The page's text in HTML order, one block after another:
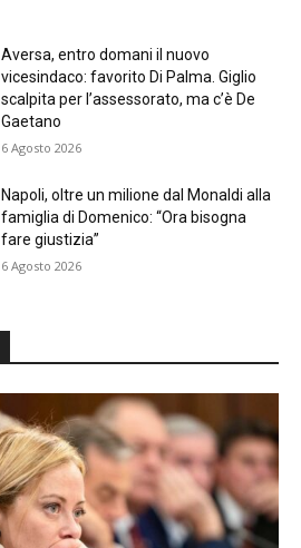
Aversa, entro domani il nuovo
vicesindaco: favorito Di Palma. Giglio
scalpita per l’assessorato, ma c’è De
Gaetano
6 Agosto 2026
Napoli, oltre un milione dal Monaldi alla
famiglia di Domenico: “Ora bisogna
fare giustizia”
6 Agosto 2026